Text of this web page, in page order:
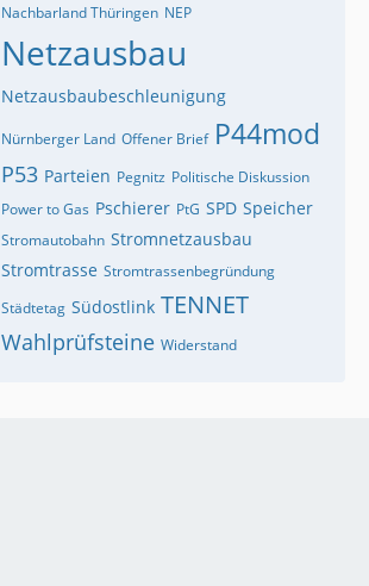
Nachbarland Thüringen NEP
Netzausbau
Netzausbaubeschleunigung
Nürnberger Land Offener Brief P44mod
P53 Parteien Pegnitz Politische Diskussion
Power to Gas Pschierer PtG SPD Speicher
Stromautobahn Stromnetzausbau
Stromtrasse Stromtrassenbegründung
Städtetag Südostlink TENNET
Wahlprüfsteine Widerstand